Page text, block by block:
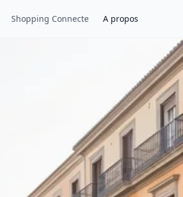
Shopping Connecte A propos